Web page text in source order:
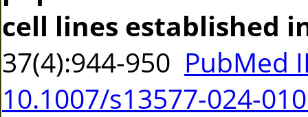
cell lines established
37(4):944-950 PubMed
10.1007/s13577-024-